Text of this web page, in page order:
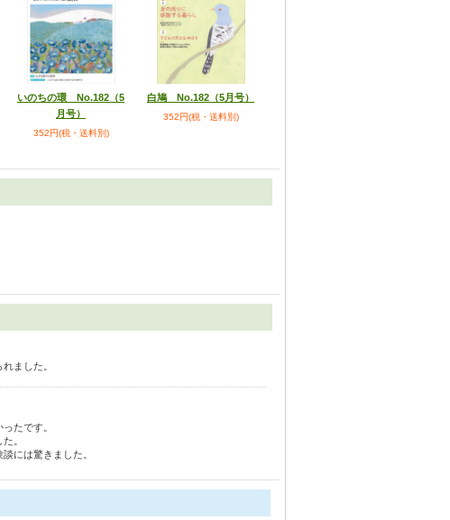
いのちの環 No.182（5
月号）
352円(税・送料別)
白鳩 No.182（5月号）
352円(税・送料別)
ました。
たです。
。
には驚きました。